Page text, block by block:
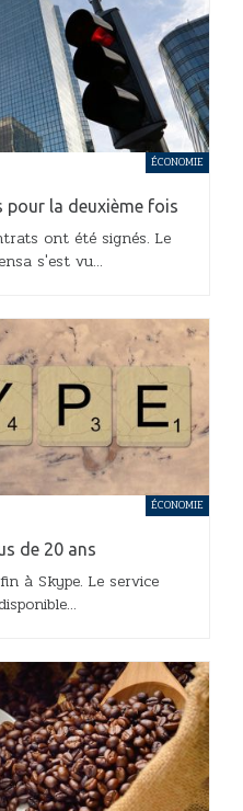
pour la deuxième fois
ont été signés. Le
s'est vu...
ÉCONOMIE
de 20 ans
à Skype. Le service
ÉCONOMIE